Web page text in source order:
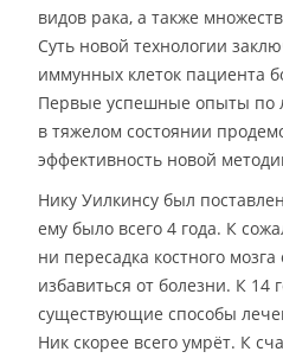
видов рака, а также
Суть новой технологии
иммунных клеток пациента
Первые успешные опыты по
в тяжелом состоянии
эффективность новой
Нику Уилкинсу был
ему было всего 4 года. К
ни пересадка костного
избавиться от болезни. К 14
существующие способы
Ник скорее всего умрёт. К